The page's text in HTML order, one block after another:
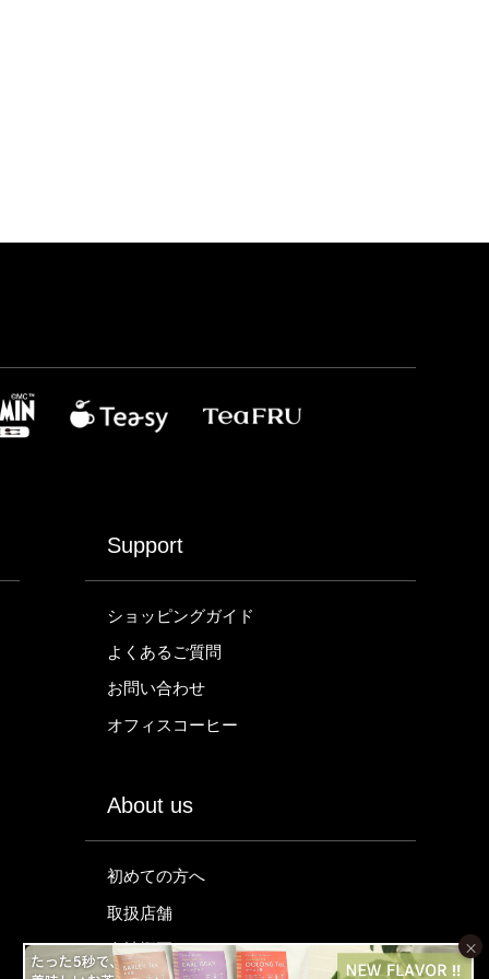
×
Support
ショッピングガイド
よくあるご質問
お問い合わせ
オフィスコーヒー
About us
初めての方へ
取扱店舗
会社概要